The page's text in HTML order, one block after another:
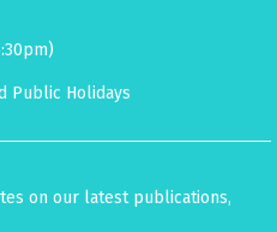
Public Holidays
on our latest publications,